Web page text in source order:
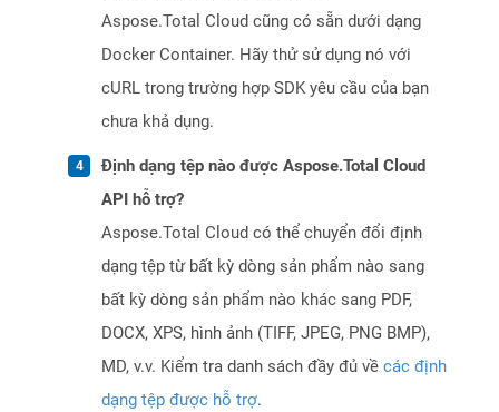
Aspose.Total Cloud cũng có sẵn dưới dạng
Docker Container. Hãy thử sử dụng nó với
cURL trong trường hợp SDK yêu cầu của bạn
chưa khả dụng.
Định dạng tệp nào được Aspose.Total Cloud
API hỗ trợ?
Aspose.Total Cloud có thể chuyển đổi định
dạng tệp từ bất kỳ dòng sản phẩm nào sang
bất kỳ dòng sản phẩm nào khác sang PDF,
DOCX, XPS, hình ảnh (TIFF, JPEG, PNG BMP),
MD, v.v. Kiểm tra danh sách đầy đủ về các định
dạng tệp được hỗ trợ.